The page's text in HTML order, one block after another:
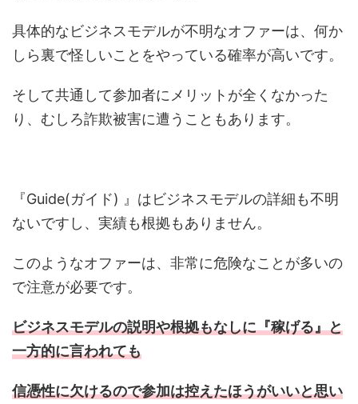
具体的なビジネスモデルが不明なオファーは、何か
しら裏で怪しいことをやっている確率が高いです。
そして共通して参加者にメリットが全くなかった
り、むしろ詐欺被害に遭うこともあります。
『Guide(ガイド) 』はビジネスモデルの詳細も不明
ないですし、実績も根拠もありません。
このようなオファーは、非常に危険なことが多いの
で注意が必要です。
ビジネスモデルの説明や根拠もなしに『稼げる』と
一方的に言われても
信憑性に欠けるので参加は控えたほうがいいと思い